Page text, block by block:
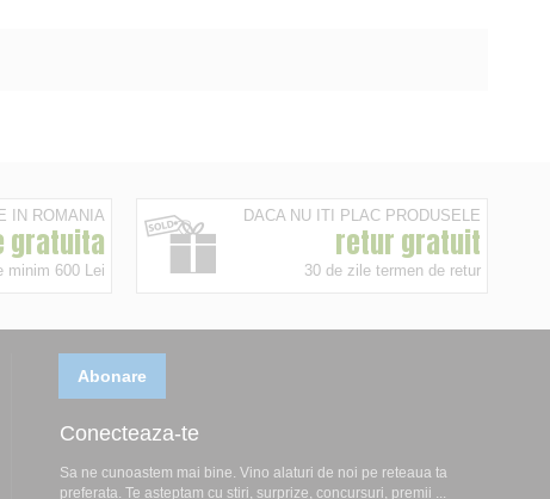
IN ROMANIA
gratuita
minim 600 Lei
DACA NU ITI PLAC PRODUSELE
retur gratuit
30 de zile termen de retur
Abonare
Conecteaza-te
Sa ne cunoastem mai bine. Vino alaturi de noi pe reteaua ta
preferata. Te asteptam cu stiri, surprize, concursuri, premii ...